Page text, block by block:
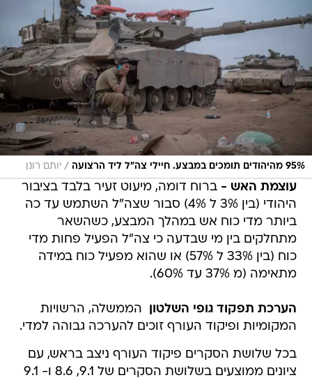
95% מהיהודים תומכים במבצע. חיילי צה"ל ליד הרצועה / יותם רונן
עוצמת האש - ברוח דומה, מיעוט זעיר בלבד בציבור
היהודי (בין 3% ל 4%) סבור שצה"ל השתמש עד כה
ביותר מדי כוח אש במהלך המבצע, כשהשאר
מתחלקים בין מי שבדעה כי צה"ל הפעיל פחות מדי
כוח (בין 33% ל 57%) או שהוא מפעיל כוח במידה
מתאימה (מ 37% עד 60%).
הערכת תפקוד גופי השלטון 
הממשלה, הרשויות
המקומיות ופיקוד העורף זוכים להערכה גבוהה למדי.
בכל שלושת הסקרים פיקוד העורף ניצב בראש, עם
ציונים ממוצעים בשלושת הסקרים של 9.1, 8.6 ו- 9.1